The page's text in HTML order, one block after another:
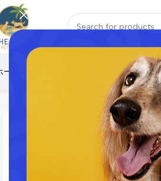
ム ペットウェア
ドライフラワー用ウッ